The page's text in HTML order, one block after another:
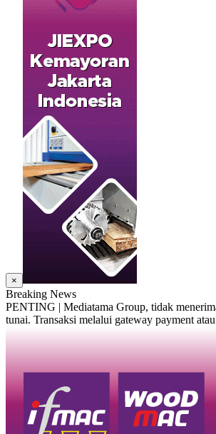
×
Breaking News
PENTING | Mediatama Group, tidak
tunai. Transaksi melalui gateway payment